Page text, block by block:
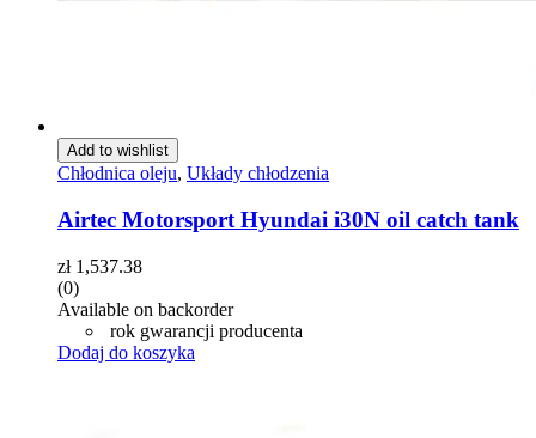
Add to wishlist
Chłodnica oleju, Układy chłodzenia
Airtec Motorsport Hyundai i30N oil catch tank
zł1,537.38
(0)
Available on backorder
rok gwarancji producenta
Dodaj do koszyka